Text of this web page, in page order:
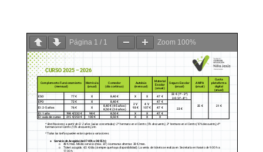
Página 1 / 1 Zoom 100%